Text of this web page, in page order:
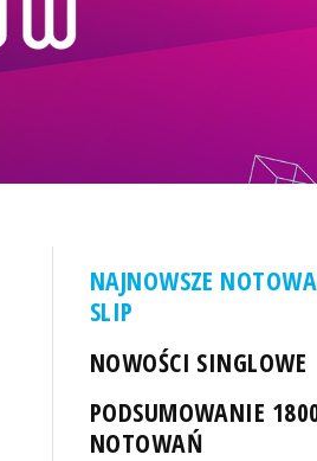
NAJNOWSZE
SLIP
NOWOŚCI SINGLOWE
PODSUMOWANIE
NOTOWAŃ